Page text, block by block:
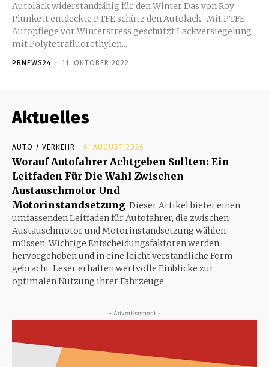
Autolack widerstandfähig für den Winter Das von Roy
Plunkett entdeckte PTFE schütz den Autolack Mit PTFE
Autopflege vor Winterstress geschützt Lackversiegelung
mit Polytetrafluorethylen...
PRNEWS24 - 11. OKTOBER 2022
Aktuelles
AUTO / VERKEHR 6. AUGUST 2026
Worauf Autofahrer Achtgeben Sollten: Ein
Leitfaden Für Die Wahl Zwischen
Austauschmotor Und
Motorinstandsetzung Dieser Artikel bietet einen
umfassenden Leitfaden für Autofahrer, die zwischen
Austauschmotor und Motorinstandsetzung wählen
müssen. Wichtige Entscheidungsfaktoren werden
hervorgehoben und in eine leicht verständliche Form
gebracht. Leser erhalten wertvolle Einblicke zur
optimalen Nutzung ihrer Fahrzeuge.
- Advertisement -